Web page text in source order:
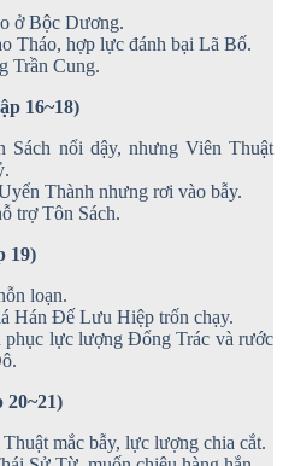
ở Bộc Dương.
Tháo, hợp lực đánh bại Lã Bố.
Trần Cung.
16~18)
Sách nổi dậy, nhưng Viên Thuật
Thành nhưng rơi vào bẫy.
trợ Tôn Sách.
19)
loạn.
Hán Đế Lưu Hiệp trốn chạy.
phục lực lượng Đổng Trác và rước
20~21)
mắc bẫy, lực lượng chia cắt.